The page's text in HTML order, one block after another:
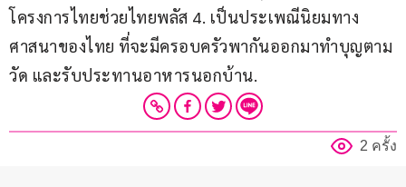
โครงการไทยช่วยไทยพลัส 4. เป็นประเพณีนิยมทาง
ศาสนาของไทย ที่จะมีครอบครัวพากันออกมาทำบุญตาม
วัด และรับประทานอาหารนอกบ้าน.
2 ครั้ง